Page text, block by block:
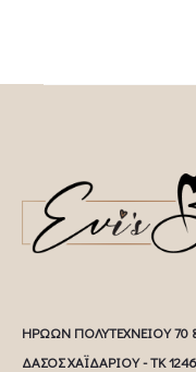
ΗΡΩΩΝ ΠΟΛΥΤΕΧΝΕΙΟΥ 70
ΔΑΣΟΣ ΧΑΪΔΑΡΙΟΥ - ΤΚ